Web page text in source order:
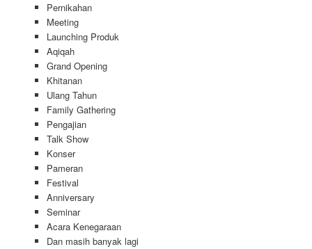
Pernikahan
Meeting
Launching Produk
Aqiqah
Grand Opening
Khitanan
Ulang Tahun
Family Gathering
Pengajian
Talk Show
Konser
Pameran
Festival
Anniversary
Seminar
Acara Kenegaraan
Dan masih banyak lagi